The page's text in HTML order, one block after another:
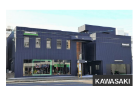
KAWASAKI